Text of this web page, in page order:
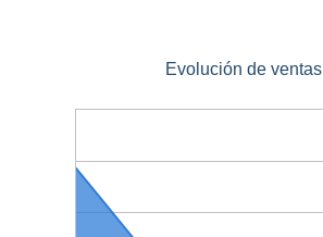
Evolución de ventas